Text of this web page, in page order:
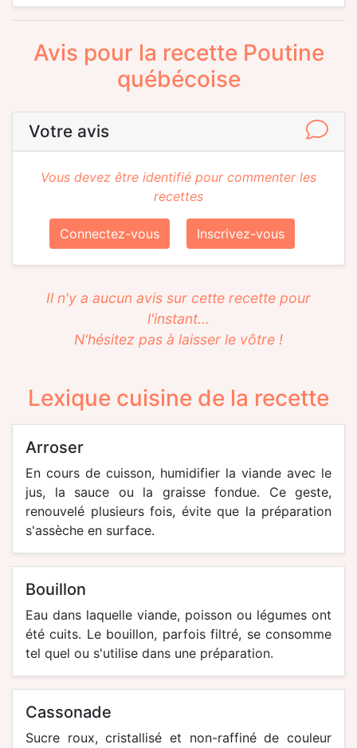
Avis pour la recette Poutine
québécoise
Votre avis
Vous devez être identifié pour commenter les
recettes
Connectez-vous Inscrivez-vous
Il n'y a aucun avis sur cette recette pour
l'instant...
N'hésitez pas à laisser le vôtre !
Lexique cuisine de la recette
arroser
En cours de cuisson, humidifier la viande avec le
jus, la sauce ou la graisse fondue. Ce geste,
renouvelé plusieurs fois, évite que la préparation
s'assèche en surface.
bouillon
Eau dans laquelle viande, poisson ou légumes ont
été cuits. Le bouillon, parfois filtré, se consomme
tel quel ou s'utilise dans une préparation.
cassonade
Sucre roux, cristallisé et non-raffiné de couleur